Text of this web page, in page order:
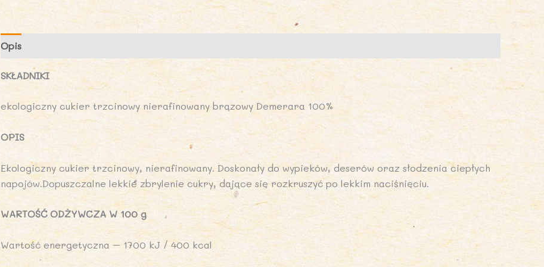
500
g
-
PLANET
Opis
SKŁADNIKI
ekologiczny cukier trzcinowy nierafinowany brązowy Demerara 100%
OPIS
Ekologiczny cukier trzcinowy, nierafinowany. Doskonały do wypieków, deserów oraz słodzenia ciepłych
napojów.Dopuszczalne lekkie zbrylenie cukry, dające się rozkruszyć po lekkim naciśnięciu.
WARTOŚĆ ODŻYWCZA W 100 g
Wartość energetyczna – 1700 kJ / 400 kcal